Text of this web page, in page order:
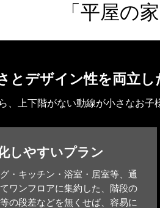
「平屋の
とデザイン性を両立
、上下階がない動線が小さなお
しやすいプラン
・キッチン・浴室・居室等、通
ワンフロアに集約した、階段の
の段差などを無くせば、容易に